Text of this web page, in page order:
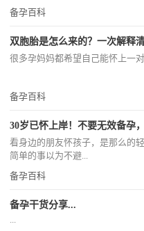
备孕百科
双胞胎是怎么来的？一次解释
很多孕妈妈都希望自己能怀上一
备孕百科
30岁已怀上岸！不要无效备孕
看身边的朋友怀孩子，是那么的
简单的事以为不避...
备孕百科
备孕干货分享...
...